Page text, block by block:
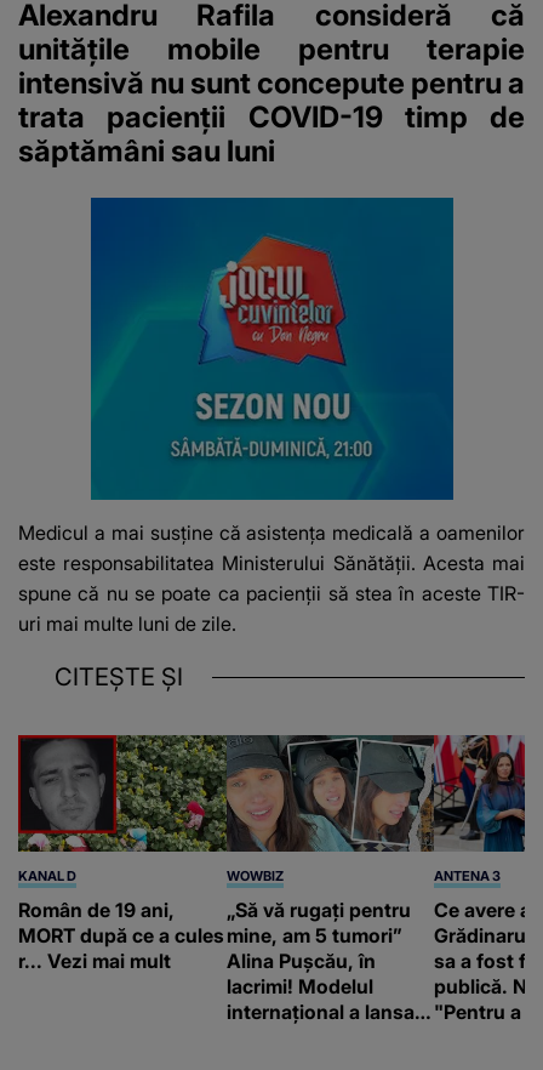
Alexandru Rafila consideră că
unitățile mobile pentru terapie
intensivă nu sunt concepute pentru a
trata pacienții COVID-19 timp de
săptămâni sau luni
Medicul a mai susține că asistenţa medicală a oamenilor
este responsabilitatea Ministerului Sănătăţii. Acesta mai
spune că nu se poate ca pacienții să stea în aceste TIR-
uri mai multe luni de zile.
CITEȘTE ȘI
KANAL D
Român de 19 ani,
MORT după ce a cules
r... Vezi mai mult
WOWBIZ
„Să vă rugați pentru
mine, am 5 tumori”
Alina Pușcău, în
lacrimi! Modelul
internațional a lansat
ANTENA 3
Ce avere
Grădinaru.
sa a fost
publică.
"Pentru a